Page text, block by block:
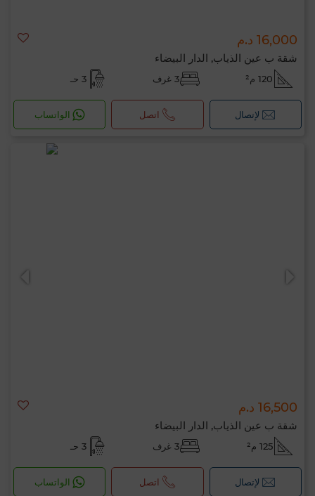
16,000 د.م
شقة ب عين الذياب, الدار البيضاء
120 م² 3 غرف 3 حـ
لإتصال اتصل الواتساب
16,500 د.م
شقة ب عين الذياب, الدار البيضاء
125 م² 3 غرف 3 حـ
لإتصال اتصل الواتساب